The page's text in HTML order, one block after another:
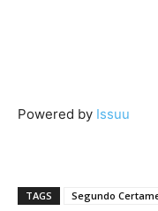
Powered by Issuu
TAGS Segundo